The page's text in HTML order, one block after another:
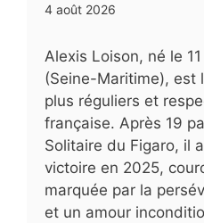
4 août 2026
Alexis Loison, né le
(Seine-Maritime), est
plus réguliers et
française. Après 19
Solitaire du Figaro, il
victoire en 2025,
marquée par la
et un amour